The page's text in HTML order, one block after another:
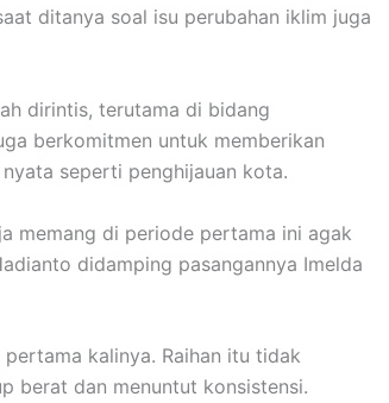
ditanya soal isu perubahan iklim juga
dirintis, terutama di bidang
berkomitmen untuk memberikan
seperti penghijauan kota.
memang di periode pertama ini agak
didamping pasangannya Imelda
kalinya. Raihan itu tidak
berat dan menuntut konsistensi.